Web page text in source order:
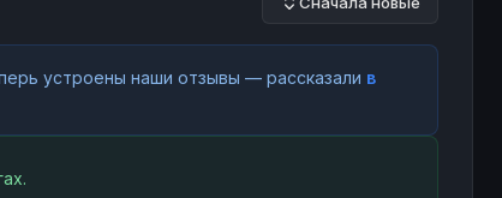
устроены наши отзывы — рассказали в